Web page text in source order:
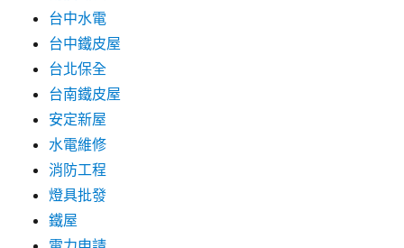
台中水電
台中鐵皮屋
台北保全
台南鐵皮屋
安定新屋
水電維修
消防工程
燈具批發
鐵屋